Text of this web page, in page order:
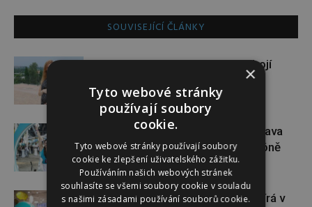
SOUVISEJÍCÍ ČLÁNKY
Gabriela Soukalová se nebojí
sportovat ani v těhotenství
Dopřejte si na Colours of Ostrava
pauzu plnou zážitků v IQOS zóně
Dánský řetězec NORMAL otevírá v
×
Tyto webové stránky
používají soubory
cookie.
Tyto webové stránky používají soubory
cookie ke zlepšení uživatelského zážitku.
Používáním našich webových stránek
souhlasíte se všemi soubory cookie v souladu
s našimi zásadami používání souborů cookie.